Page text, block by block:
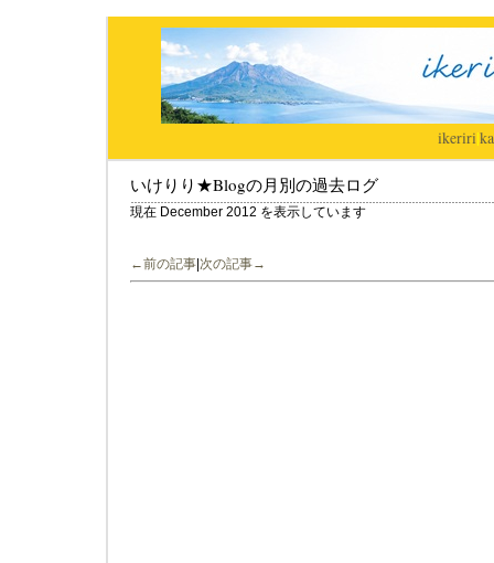
ikeriri|
いけりり★Blogの月別の過去ログ
現在 December 2012 を表示しています
←前の記事 次の記事→